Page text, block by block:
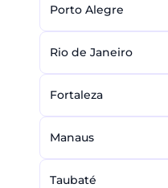
Porto Alegre
Rio de Janeiro
Fortaleza
Manaus
Taubaté